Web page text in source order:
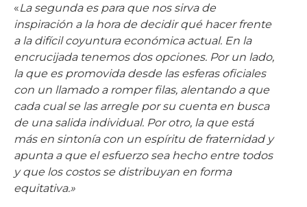
«La segunda es para que nos sirva de
inspiración a la hora de decidir qué hacer frente
a la difícil coyuntura económica actual. En la
encrucijada tenemos dos opciones. Por un lado,
la que es promovida desde las esferas oficiales
con un llamado a romper filas, alentando a que
cada cual se las arregle por su cuenta en busca
de una salida individual. Por otro, la que está
más en sintonía con un espíritu de fraternidad y
apunta a que el esfuerzo sea hecho entre todos
y que los costos se distribuyan en forma
equitativa.»